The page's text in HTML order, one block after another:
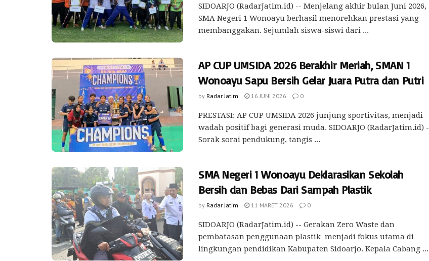
SIDOARJO (RadarJatim.id) -- Menjelang akhir bulan Juni 2026,
SMA Negeri 1 Wonoayu berhasil menorehkan prestasi yang
membanggakan. Sejumlah siswa-siswi dari ...
AP CUP UMSIDA 2026 Berakhir Meriah, SMAN 1
Wonoayu Sapu Bersih Gelar Juara Putra dan Putri
by Radar Jatim 16 JUNI 2026 0
PRESTASI: AP CUP UMSIDA 2026 junjung sportivitas, menjadi
wadah positif bagi generasi muda. SIDOARJO (RadarJatim.id) -
Sorak sorai pendukung, tangis ...
SMA Negeri 1 Wonoayu Deklarasikan Sekolah
Bersih dan Bebas Dari Sampah Plastik
by Radar Jatim 11 MARET 2026 0
SIDOARJO (RadarJatim.id) -- Gerakan Zero Waste dan
pembatasan penggunaan plastik menjadi fokus utama di
lingkungan pendidikan Kabupaten Sidoarjo. Kepala Cabang ...